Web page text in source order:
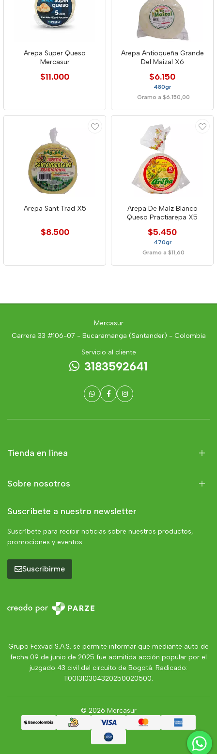
Arepa Super Queso
Mercasur
$11.000
Arepa Antioqueña Grande
Del Maizal X6
$6.150
480gr
Gramo a $6.150,00
Arepa Sant Trad X5
$8.500
Arepa De Maíz Blanco
Queso Practiarepa X5
$5.450
470gr
Gramo a $11,60
Mercasur
Carrera 33 #106-07 - Bucaramanga (Santander) - Colombia
Servicio al cliente
3183592641
Tienda en línea
Sobre nosotros
Suscríbete a nuestro newsletter
Suscríbete para recibir noticias sobre nuestros productos,
promociones y eventos.
Suscribirme
Grupo Fexvad S.A.S. se permite informar que mediante auto de
fecha 09 de junio de 2025 fue admitida acción popular por el
juzgado 43 civil del circuito de Bogotá. Radicado:
11001310304320250020500.
© 2026 Mercasur